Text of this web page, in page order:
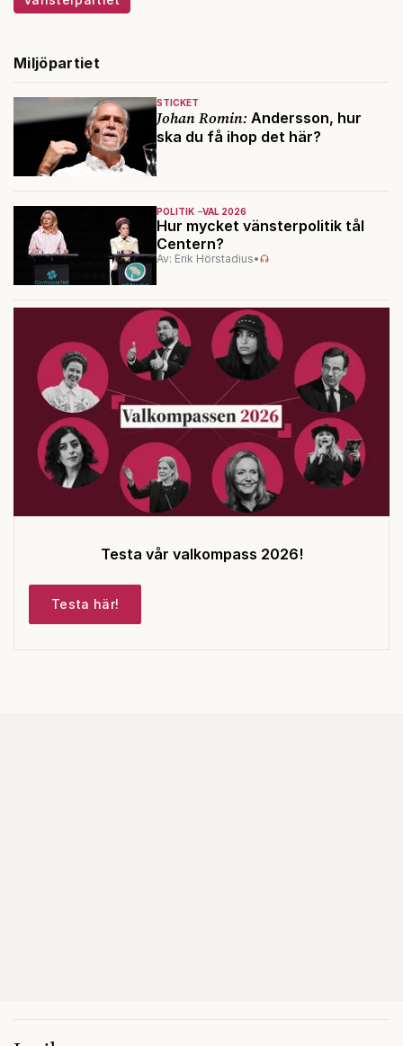
Miljöpartiet
STICKET
Johan Romin: Andersson, hur
ska du få ihop det här?
POLITIK VAL 2026
Hur mycket vänsterpolitik tål
Centern?
Av: Erik Hörstadius•
Testa vår valkompass 2026!
Testa här!